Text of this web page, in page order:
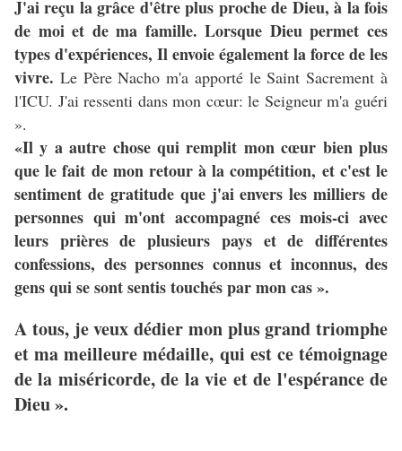
J'ai reçu la grâce d'être plus proche de Dieu, à la fois
de moi et de ma famille. Lorsque Dieu permet ces
types d'expériences, Il envoie également la force de les
vivre. Le Père Nacho m'a apporté le Saint Sacrement à
l'ICU. J'ai ressenti dans mon cœur: le Seigneur m'a guéri
».
«Il y a autre chose qui remplit mon cœur bien plus
que le fait de mon retour à la compétition, et c'est le
sentiment de gratitude que j'ai envers les milliers de
personnes qui m'ont accompagné ces mois-ci avec
leurs prières de plusieurs pays et de différentes
confessions, des personnes connus et inconnus, des
gens qui se sont sentis touchés par mon cas ».
A tous, je veux dédier mon plus grand triomphe
et ma meilleure médaille, qui est ce témoignage
de la miséricorde, de la vie et de l'espérance de
Dieu ».